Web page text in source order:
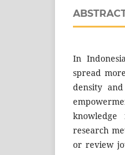
In
spread
density
research
or review